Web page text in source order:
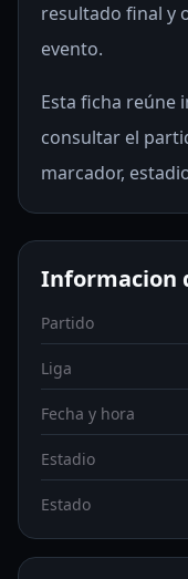
resultado final y
evento.
Esta ficha reúne
consultar el
marcador,
Informacion
Partido
Liga
Fecha y hora
Estadio
Estado